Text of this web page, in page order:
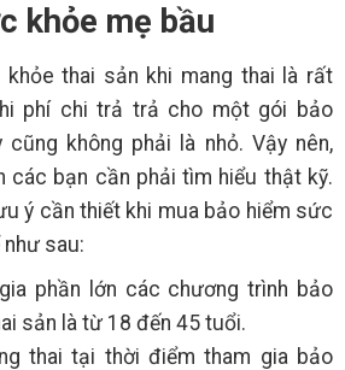
khỏe mẹ bầu
thai sản khi mang thai là rất
phí chi trả trả cho một gói bảo
không phải là nhỏ. Vậy nên,
các bạn cần phải tìm hiểu thật kỹ.
ý cần thiết khi mua bảo hiểm sức
như sau:
phần lớn các chương trình bảo
sản là từ 18 đến 45 tuổi.
thai tại thời điểm tham gia bảo